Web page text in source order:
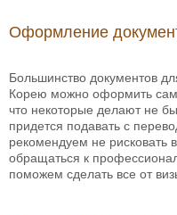
Оформление
Большинство документов
Корею можно оформить
что некоторые делают не
придется подавать с
рекомендуем не рисковать
обращаться к
поможем сделать все от